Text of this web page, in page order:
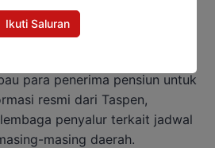
dengan kisaran mencapai
para penerima pensiun untuk
resmi dari Taspen,
penyalur terkait jadwal
masing daerah.
Ikuti Saluran